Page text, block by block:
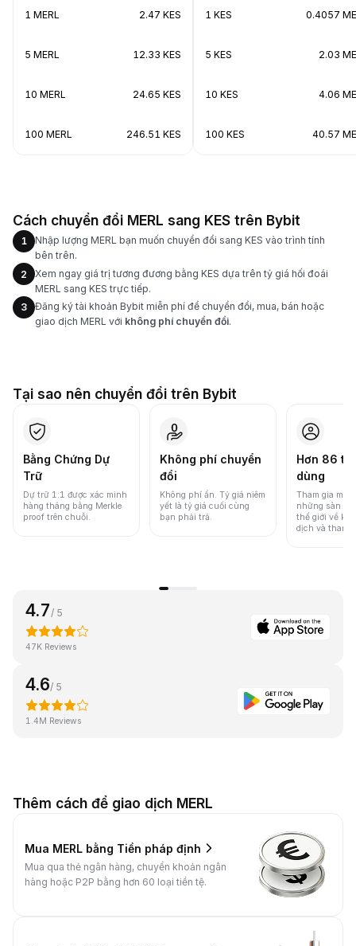
1 MERL 2.47 KES
5 MERL 12.33 KES
10 MERL 24.65 KES
100 MERL 246.51 KES
1 KES 0.4057
5 KES 2.03
10 KES 4.06
100 KES 40.57
Cách chuyển đổi MERL sang KES trên Bybit
1
Nhập lượng MERL bạn muốn chuyển đổi sang KES vào trình tính
bên trên.
2
Xem ngay giá trị tương đương bằng KES dựa trên tỷ giá hối đoái
MERL sang KES trực tiếp.
3
Đăng ký tài khoản Bybit miễn phí để chuyển đổi, mua, bán hoặc
giao dịch MERL với không phí chuyển đổi.
Tại sao nên chuyển đổi trên Bybit
Bằng Chứng Dự
Trữ
Dự trữ 1:1 được xác minh
hàng tháng bằng Merkle
proof trên chuỗi.
Không phí chuyển
đổi
Không phí ẩn. Tỷ giá niêm
yết là tỷ giá cuối cùng
bạn phải trả.
Hơn 86
dùng
Tham gia một
những sàn
thế giới về
dịch và thanh
4.7/ 5
47K Reviews
4.6/ 5
1.4M Reviews
Thêm cách để giao dịch MERL
Mua MERL bằng Tiền pháp định
Mua qua thẻ ngân hàng, chuyển khoản ngân
hàng hoặc P2P bằng hơn 60 loại tiền tệ.